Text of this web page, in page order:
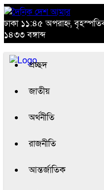
ঢাকা ১১:৪৫ অপরাহ্ন,
১৪৩৩ বঙ্গাব্দ
প্রচ্ছদ
জাতীয়
অর্থনীতি
রাজনীতি
আন্তর্জাতিক